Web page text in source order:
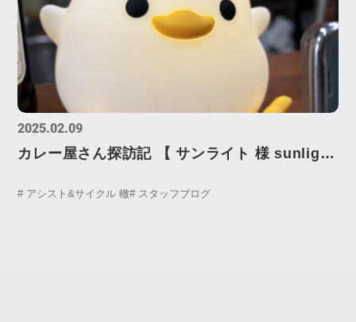
2025.02.09
カレー屋さん探訪記 【 サンライト 様 sunlight
# アシスト&サイクル 轍# スタッフブログ